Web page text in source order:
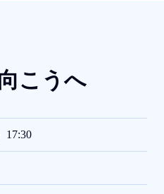
こうへ
17:30